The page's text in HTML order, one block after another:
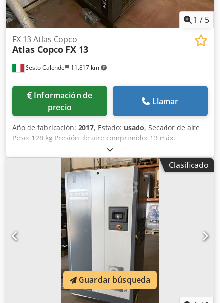
1 / 5
Sesto Calende 11.817 km
FX 13 Atlas Copco
Atlas Copco FX 13
Información de
precio
Llamar
Año de fabricación: 2017, Estado: usado, Secador de aire
Peso: 128 kg Presión de aire comprimido: 13 máx.
Temperatura ambiente: 46 °C máx. Crodpfx Aow Da
Ensqqjf
Clasificado
Guardar búsqueda